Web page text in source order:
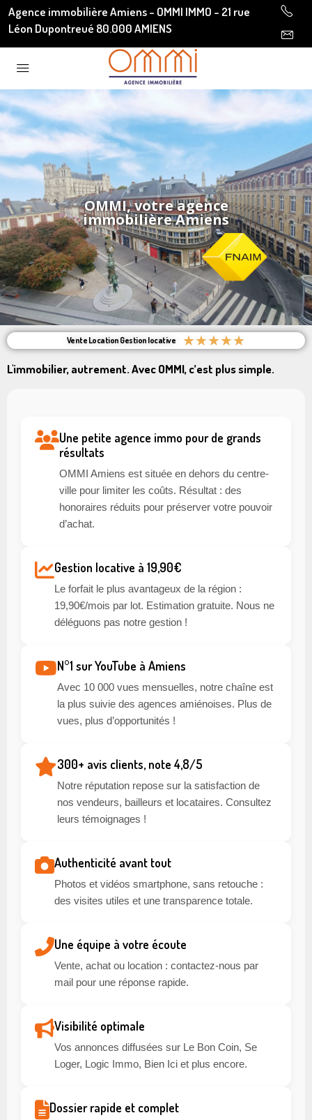
Agence immobilière Amiens - OMMI IMMO - 21 rue
Léon Dupontreué 80.000 AMIENS
OMMI, votre agence
immobilière Amiens
Vente Location Gestion locative ★★★★★
L'immobilier, autrement. Avec OMMI, c’est plus simple.
Une petite agence immo pour de grands
résultats
OMMI Amiens est située en dehors du centre-
ville pour limiter les coûts. Résultat : des
honoraires réduits pour préserver votre pouvoir
d’achat.
Gestion locative à 19,90€
Le forfait le plus avantageux de la région :
19,90€/mois par lot. Estimation gratuite. Nous ne
déléguons pas notre gestion !
N°1 sur YouTube à Amiens
Avec 10 000 vues mensuelles, notre chaîne est
la plus suivie des agences amiénoises. Plus de
vues, plus d’opportunités !
300+ avis clients, note 4,8/5
Notre réputation repose sur la satisfaction de
nos vendeurs, bailleurs et locataires. Consultez
leurs témoignages !
Authenticité avant tout
Photos et vidéos smartphone, sans retouche :
des visites utiles et une transparence totale.
Une équipe à votre écoute
Vente, achat ou location : contactez-nous par
mail pour une réponse rapide.
Visibilité optimale
Vos annonces diffusées sur Le Bon Coin, Se
Loger, Logic Immo, Bien Ici et plus encore.
Dossier rapide et complet